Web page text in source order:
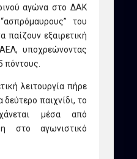
αγώνα στο ΔΑΚ
του
παίζουν εξαιρετική
υποχρεώνοντας
πόντους.
λειτουργία πήρε
δεύτερο παιχνίδι, το
μέσα από
στο αγωνιστικό